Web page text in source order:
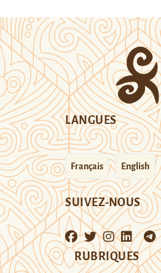
LANGUES
Français English
SUIVEZ-NOUS
RUBRIQUES